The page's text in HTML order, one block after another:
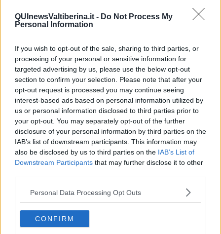
QUInewsValtiberina.it - Do Not Process My
Personal Information
If you wish to opt-out of the sale, sharing to third parties, or
processing of your personal or sensitive information for
targeted advertising by us, please use the below opt-out
section to confirm your selection. Please note that after your
opt-out request is processed you may continue seeing
interest-based ads based on personal information utilized by
us or personal information disclosed to third parties prior to
your opt-out. You may separately opt-out of the further
disclosure of your personal information by third parties on the
IAB’s list of downstream participants. This information may
also be disclosed by us to third parties on the IAB’s List of
Downstream Participants that may further disclose it to other
Personal Data Processing Opt Outs
CONFIRM
​Consigli di lettura per genitori e non solo
​La Clownterapia
L’invisibile fatica mentale
Vacanze a km zero
​Buone Vacan(si)e!
​Il lato positivo delle cose
​Storie antiche di tempi moderni
​Quello che alle mamme non dicono
Adultescenza
Homo imbecillis
​4 anni di Blog
Quando il silenzio è aggressivo
​Il passato, questo conosciuto!
​Clima ballerino e sbalzi d’umore
La maternità
​Tutta una questione di rispetto
​Cose che ci esauriscono
​Vespa che passione!
​Lasciate ai vostri figli il diritto di piangere